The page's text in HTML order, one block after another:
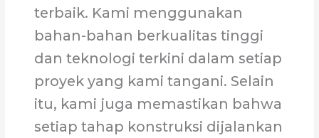
terbaik. Kami menggunakan
bahan-bahan berkualitas tinggi
dan teknologi terkini dalam setiap
proyek yang kami tangani. Selain
itu, kami juga memastikan bahwa
setiap tahap konstruksi dijalankan